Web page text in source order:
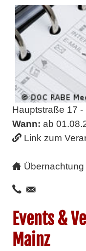
Hauptstraße 17 -
Wann: ab
Link zum
Übernachtung
Events &
Mainz